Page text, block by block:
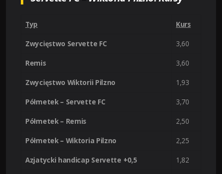
Typ Kurs
Zwycięstwo Servette FC 3,60
Remis 3,60
Zwycięstwo Wiktorii Pilzno 1,93
Półmetek – Servette FC 3,70
Półmetek – Remis 2,50
Półmetek – Wiktoria Pilzno 2,25
Azjatycki handicap Servette +0,5 1,82